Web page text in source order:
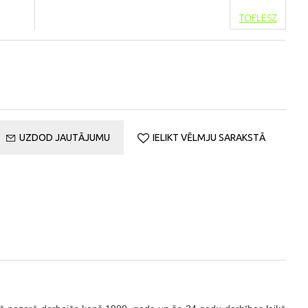
TOFLESZ
UZDOD JAUTĀJUMU IELIKT VĒLMJU SARAKSTĀ